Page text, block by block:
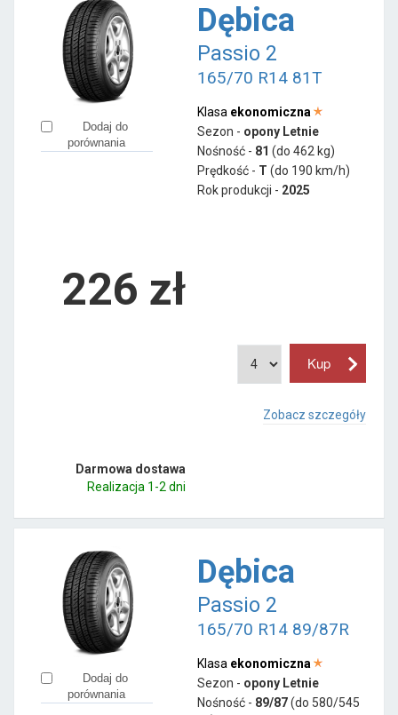
Dodaj do
porównania
Dębica
Passio 2
165/70 R14 81T
Klasa ekonomiczna
Sezon - opony Letnie
Nośność - 81 (do 462 kg)
Prędkość - T (do 190 km/h)
Rok produkcji - 2025
226 zł
Zobacz szczegóły
Darmowa dostawa
Realizacja 1-2 dni
Dodaj do
porównania
Dębica
Passio 2
165/70 R14 89/87R
Klasa ekonomiczna
Sezon - opony Letnie
Nośność - 89/87(do 580/545